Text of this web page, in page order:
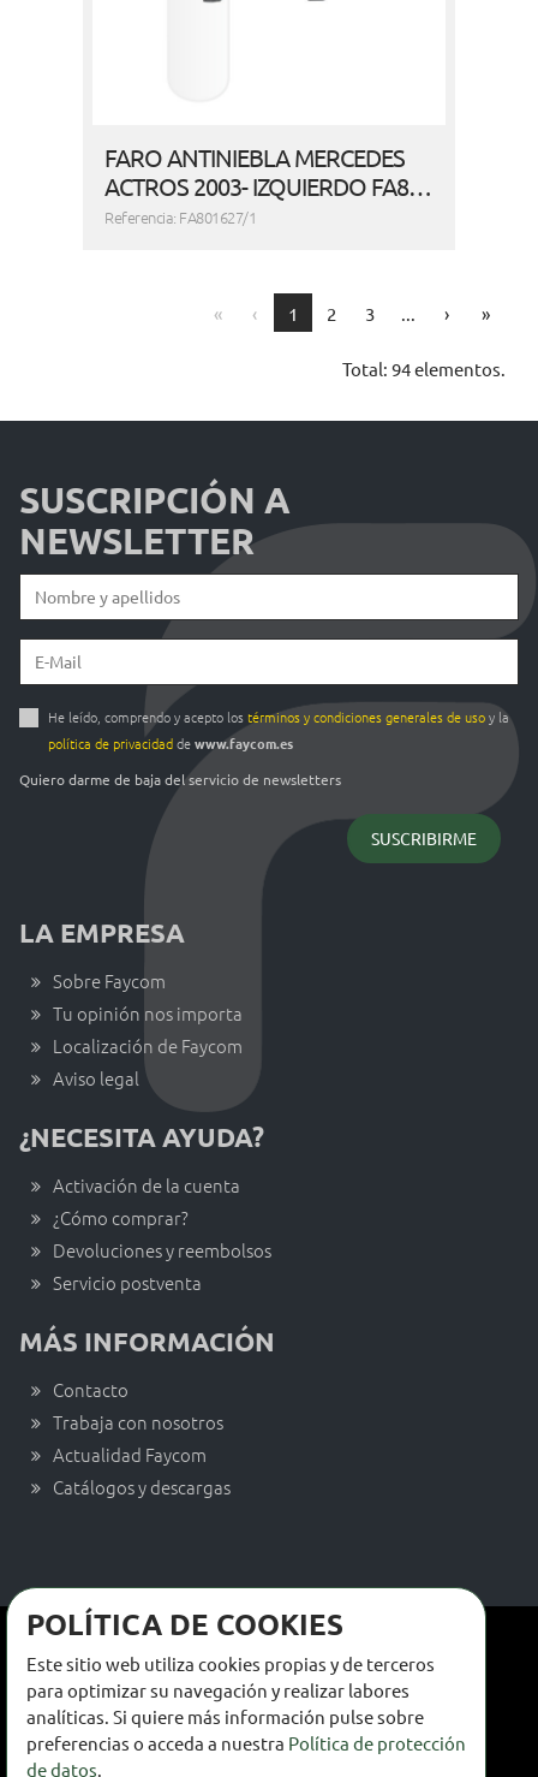
FARO ANTINIEBLA MERCEDES
ACTROS 2003- IZQUIERDO FA8…
Referencia: FA801627/1
«First‹Previous
1 2 3 ... ›Next»Last
Total: 94 elementos.
SUSCRIPCIÓN A
NEWSLETTER
He leído, comprendo y acepto los términos y condiciones generales de usoy la
política de privacidaddewww.faycom.es
Quiero darme de baja del servicio de newsletters
LA EMPRESA
Sobre Faycom
Tu opinión nos importa
Localización de Faycom
Aviso legal
¿NECESITA AYUDA?
Activación de la cuenta
¿Cómo comprar?
Devoluciones y reembolsos
Servicio postventa
MÁS INFORMACIÓN
Contacto
Trabaja con nosotros
Actualidad Faycom
Catálogos y descargas
Términos y condiciones de uso
Política de privacidad
Política de cookies
POLÍTICA DE COOKIES
Este sitio web utiliza cookies propias y de terceros
para optimizar su navegación y realizar labores
analíticas. Si quiere más información pulse sobre
preferencias o acceda a nuestra Política de protección
de datos.